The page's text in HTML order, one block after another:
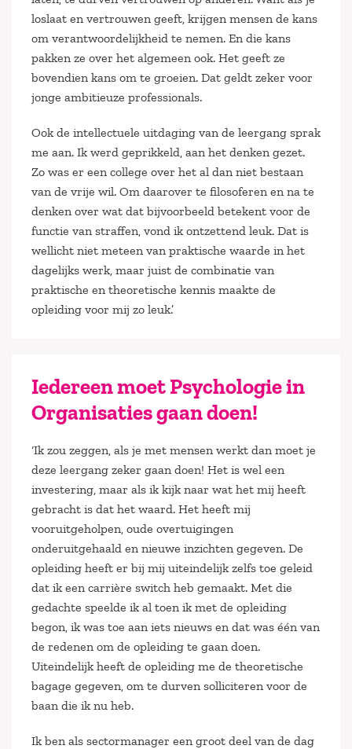
loslaat en vertrouwen geeft, krijgen mensen de kans
om verantwoordelijkheid te nemen. En die kans
pakken ze over het algemeen ook. Het geeft ze
bovendien kans om te groeien. Dat geldt zeker voor
jonge ambitieuze professionals.
Ook de intellectuele uitdaging van de leergang sprak
me aan. Ik werd geprikkeld, aan het denken gezet.
Zo was er een college over het al dan niet bestaan
van de vrije wil. Om daarover te filosoferen en na te
denken over wat dat bijvoorbeeld betekent voor de
functie van straffen, vond ik ontzettend leuk. Dat is
wellicht niet meteen van praktische waarde in het
dagelijks werk, maar juist de combinatie van
praktische en theoretische kennis maakte de
opleiding voor mij zo leuk.’
Iedereen moet Psychologie in
Organisaties gaan doen!
‘Ik zou zeggen, als je met mensen werkt dan moet je
deze leergang zeker gaan doen! Het is wel een
investering, maar als ik kijk naar wat het mij heeft
gebracht is dat het waard. Het heeft mij
vooruitgeholpen, oude overtuigingen
onderuitgehaald en nieuwe inzichten gegeven. De
opleiding heeft er bij mij uiteindelijk zelfs toe geleid
dat ik een carrière switch heb gemaakt. Met die
gedachte speelde ik al toen ik met de opleiding
begon, ik was toe aan iets nieuws en dat was één van
de redenen om de opleiding te gaan doen.
Uiteindelijk heeft de opleiding me de theoretische
bagage gegeven, om te durven solliciteren voor de
baan die ik nu heb.
Ik ben als sectormanager een groot deel van de dag